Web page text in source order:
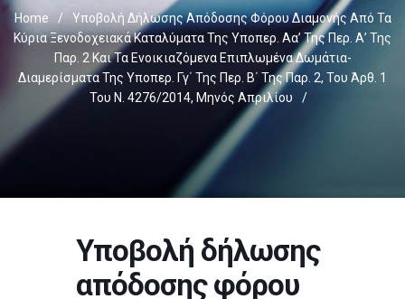
Home /
Υποβολή Δήλωσης Απόδοσης Φόρου Διαμονής Από Τα
Κύρια Ξενοδοχειακά Καταλύματα Της Υποπερ. Αα’ Της Περ. Α’ Της
Παρ. 2 Και Τα Ενοικιαζόμενα Επιπλωμένα Δωμάτια-
Διαμερίσματα Της Υποπερ. Γγ΄ Της Περ. Β΄ Της Παρ. 2, Του Άρθ. 1
Του Ν. 4276/2014, Μηνός Απριλίου
/
Υποβολή δήλωσης
απόδοσης φόρου